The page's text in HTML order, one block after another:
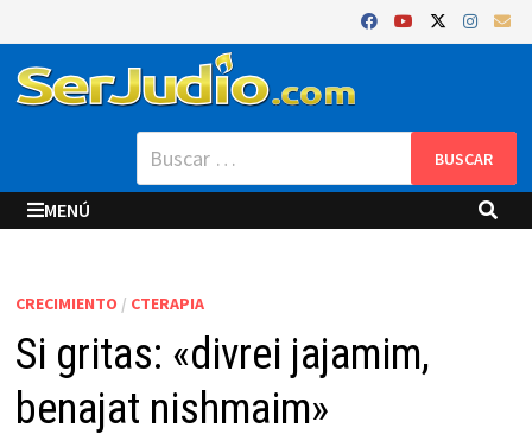
al
contenido
Buscar:
MENÚ
CRECIMIENTO / CTERAPIA
Si gritas: «divrei jajamim,
benajat nishmaim»